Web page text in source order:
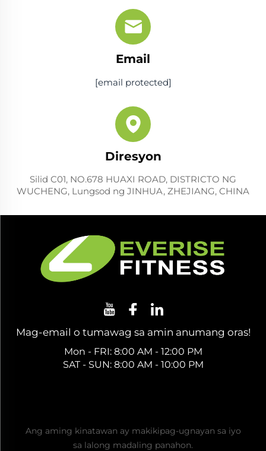
Email
[email protected]
Diresyon
Silid C01, NO.678 HUAXI ROAD, DISTRICTO NG
WUCHENG, Lungsod ng JINHUA, ZHEJIANG, CHINA
Mag-email o tumawag sa amin anumang oras!
Mon - FRI: 8:00 AM - 12:00 PM
SAT - SUN: 8:00 AM - 10:00 PM
Ang aming kinatawan ay makikipag-ugnayan sa iyo
sa lalong madaling panahon.